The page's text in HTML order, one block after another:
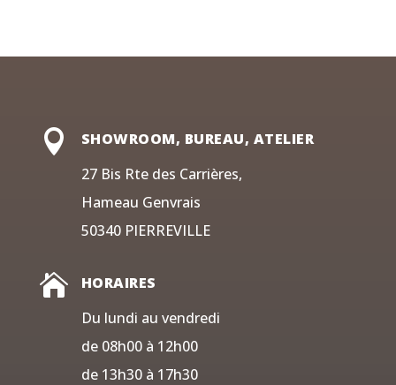

SHOWROOM, BUREAU, ATELIER
27 Bis Rte des Carrières,
Hameau Genvrais
50340 PIERREVILLE

HORAIRES
Du lundi au vendredi
de 08h00 à 12h00
de 13h30 à 17h30